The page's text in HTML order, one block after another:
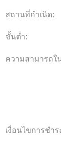
สถานที่กำเนิด:
ขั้นต่ำ:
ความสามารถใ
เงื่อนไขการชำร